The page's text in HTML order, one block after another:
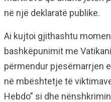
në një deklaratë publike.
Ai kujtoi gjithashtu
bashkëpunimit me
përmendur pjesëmarrjen
në mbështetje të
Hebdo” si dhe